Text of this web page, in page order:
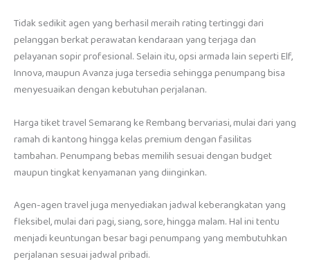
Tidak sedikit agen yang berhasil meraih rating tertinggi dari
pelanggan berkat perawatan kendaraan yang terjaga dan
pelayanan sopir profesional. Selain itu, opsi armada lain seperti Elf,
Innova, maupun Avanza juga tersedia sehingga penumpang bisa
menyesuaikan dengan kebutuhan perjalanan.
Harga tiket travel Semarang ke Rembang bervariasi, mulai dari yang
ramah di kantong hingga kelas premium dengan fasilitas
tambahan. Penumpang bebas memilih sesuai dengan budget
maupun tingkat kenyamanan yang diinginkan.
Agen-agen travel juga menyediakan jadwal keberangkatan yang
fleksibel, mulai dari pagi, siang, sore, hingga malam. Hal ini tentu
menjadi keuntungan besar bagi penumpang yang membutuhkan
perjalanan sesuai jadwal pribadi.